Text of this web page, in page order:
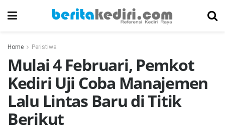
Home Peristiwa
Mulai 4 Februari, Pemkot
Kediri Uji Coba Manajemen
Lalu Lintas Baru di Titik
Berikut